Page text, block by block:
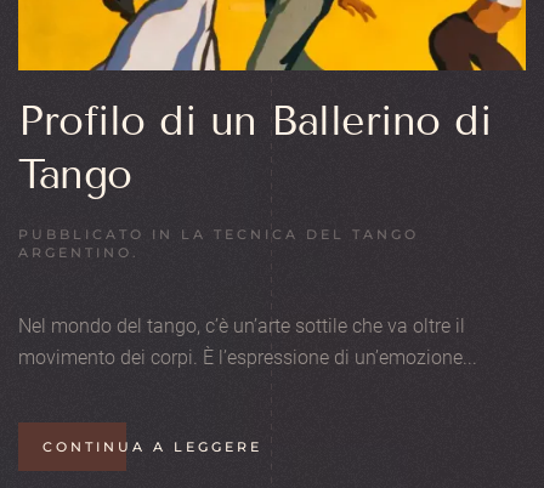
Profilo di un Ballerino di
Tango
PUBBLICATO IN LA TECNICA DEL TANGO
ARGENTINO .
Nel mondo del tango, c’è un’arte sottile che va oltre il
movimento dei corpi. È l’espressione di un’emozione...
CONTINUA A LEGGERE